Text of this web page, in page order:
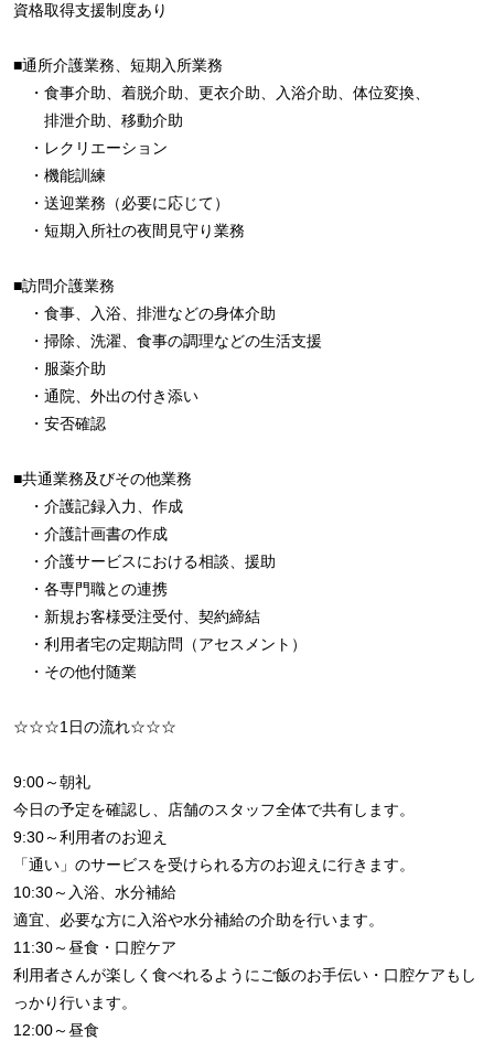
資格取得支援制度あり
■通所介護業務、短期入所業務
・食事介助、着脱介助、更衣介助、入浴介助、体位変換、
排泄介助、移動介助
・レクリエーション
・機能訓練
・送迎業務（必要に応じて）
・短期入所社の夜間見守り業務
■訪問介護業務
・食事、入浴、排泄などの身体介助
・掃除、洗濯、食事の調理などの生活支援
・服薬介助
・通院、外出の付き添い
・安否確認
■共通業務及びその他業務
・介護記録入力、作成
・介護計画書の作成
・介護サービスにおける相談、援助
・各専門職との連携
・新規お客様受注受付、契約締結
・利用者宅の定期訪問（アセスメント）
・その他付随業
☆☆☆1日の流れ☆☆☆
9:00～朝礼
今日の予定を確認し、店舗のスタッフ全体で共有します。
9:30～利用者のお迎え
「通い」のサービスを受けられる方のお迎えに行きます。
10:30～入浴、水分補給
適宜、必要な方に入浴や水分補給の介助を行います。
11:30～昼食・口腔ケア
利用者さんが楽しく食べれるようにご飯のお手伝い・口腔ケアもし
っかり行います。
12:00～昼食